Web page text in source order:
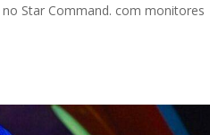
Star Command. com monitores